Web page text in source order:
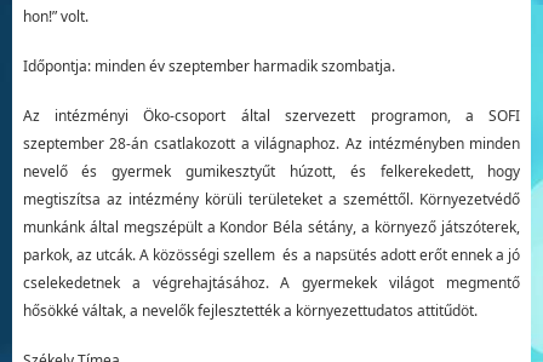
hon!” volt.
Időpontja: minden év szeptember harma­dik szombatja.
Az intézményi Öko-csoport által szervezett programon, a SOFI
szeptember 28-án csatlakozott a világnaphoz. Az intézményben minden
nevelő és gyermek gumikesztyűt húzott, és felkerekedett, hogy
megtiszítsa az intézmény körüli területeket a szeméttől. Környezetvédő
munkánk által megszépült a Kondor Béla sétány, a környező játszóterek,
parkok, az utcák. A közösségi szellem és a napsütés adott erőt ennek a jó
cselekedetnek a végrehajtásához. A gyermekek világot megmentő
hősökké váltak, a nevelők fejlesztették a környezettudatos attitűdöt.